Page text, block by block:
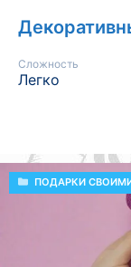
Сложность
Легко
РУБРИКИ
ПОДАРКИ